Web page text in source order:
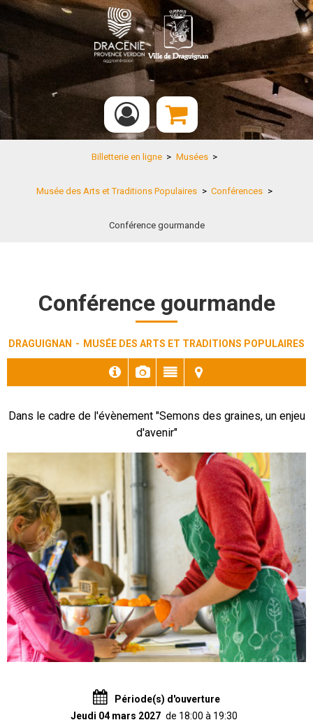
Billetterie en ligne > Musées >
Musée des Arts et Traditions Populaires > Conférences >
Conférence gourmande
Conférence gourmande
DRAGUIGNAN MUSÉE DES ARTS ET TRADITIONS POPULAIRES
Dans le cadre de l'évènement "Semons des graines, un enjeu
d'avenir"
Période(s) d'ouverture
Jeudi 04 mars 2027 de 18:00 à 19:30